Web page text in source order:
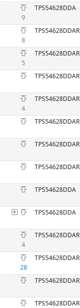
9
TPS54628DDA
8
TPS54628DDAR
5
TPS54628DDAR
TPS54628DDAR
4
TPS54628DDAR
TPS54628DDAR
TPS54628DDAR
TPS54628DDAR
TPS54628DDA
TPS54628DDA
4
TPS54628DDAR
28
TPS54628DDAR
TPS54628DDAR
TPS54628DDAR